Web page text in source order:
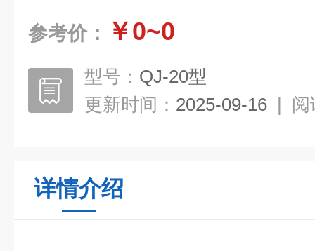
参考价： ￥0~0
型号： QJ-20型
更新时间： 2025-09-16 | 阅
详情介绍